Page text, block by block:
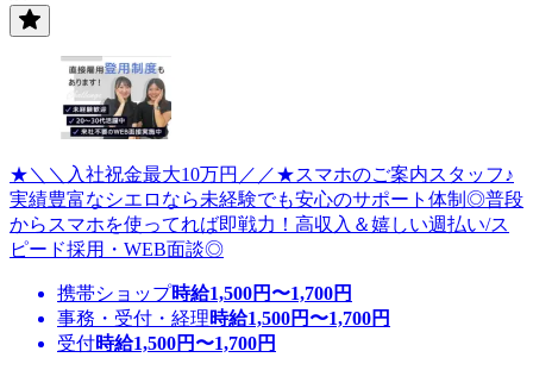
★＼＼入社祝金最大10万円／／★スマホのご案内スタッフ♪
実績豊富なシエロなら未経験でも安心のサポート体制◎普段
からスマホを使ってれば即戦力！高収入＆嬉しい週払い/ス
ピード採用・WEB面談◎
携帯ショップ時給1,500円〜1,700円
事務・受付・経理時給1,500円〜1,700円
受付時給1,500円〜1,700円